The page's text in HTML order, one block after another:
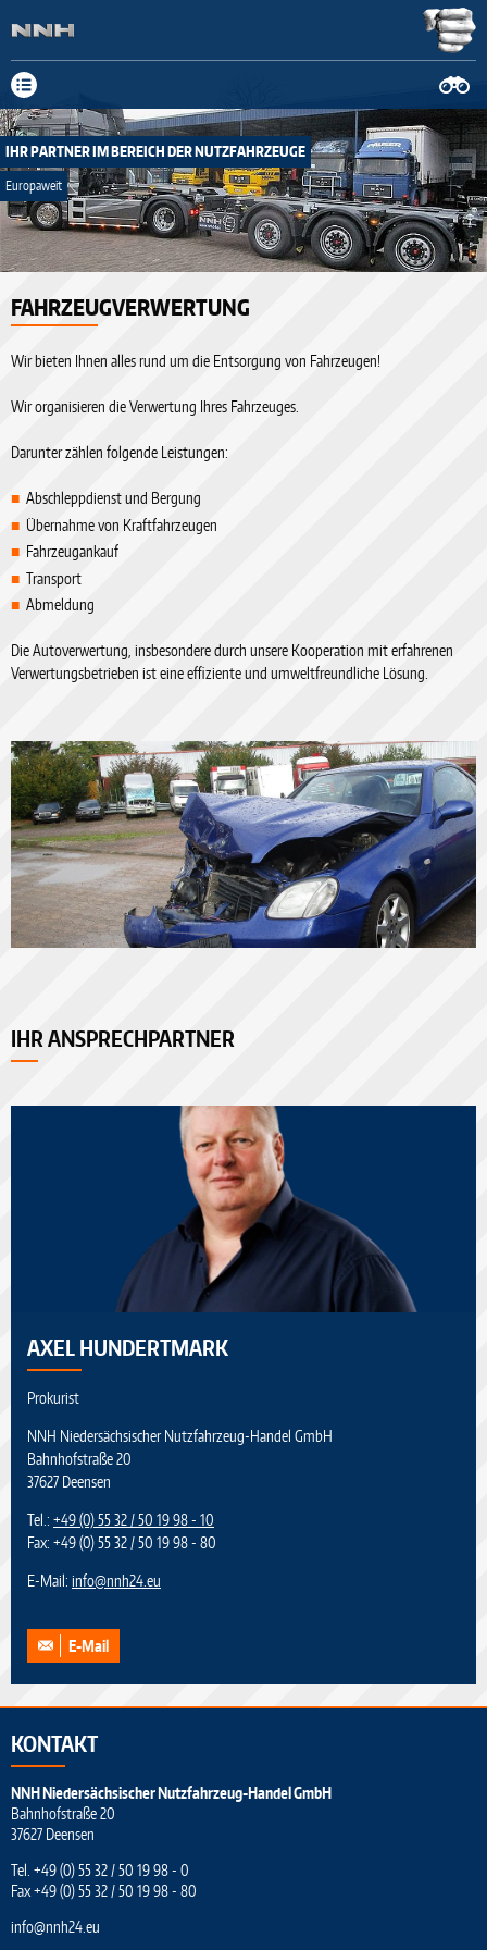
next
IHR PARTNER IM BEREICH DER NUTZFAHRZEUGE
Europaweit
FAHRZEUGVERWERTUNG
Wir bieten Ihnen alles rund um die Entsorgung von Fahrzeugen!
Wir organisieren die Verwertung Ihres Fahrzeuges.
Darunter zählen folgende Leistungen:
Abschleppdienst und Bergung
Übernahme von Kraftfahrzeugen
Fahrzeugankauf
Transport
Abmeldung
Die Autoverwertung, insbesondere durch unsere Kooperation mit erfahrenen
Verwertungsbetrieben ist eine effiziente und umweltfreundliche Lösung.
IHR ANSPRECHPARTNER
AXEL HUNDERTMARK
Prokurist
NNH Niedersächsischer Nutzfahrzeug-Handel GmbH
Bahnhofstraße 20
37627 Deensen
Tel.: +49 (0) 55 32 / 50 19 98 - 10
Fax: +49 (0) 55 32 / 50 19 98 - 80
E-Mail: info@nnh24.eu
E-Mail
KONTAKT
NNH Niedersächsischer Nutzfahrzeug-Handel GmbH
Bahnhofstraße 20
37627 Deensen
Tel. +49 (0) 55 32 / 50 19 98 - 0
Fax +49 (0) 55 32 / 50 19 98 - 80
info@nnh24.eu
mehr Infos